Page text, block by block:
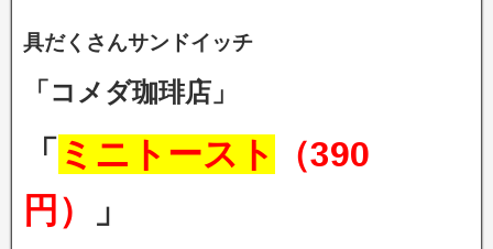
具だくさんサンドイッチ
「コメダ珈琲店」
「 ミニトースト
（390
円）
」